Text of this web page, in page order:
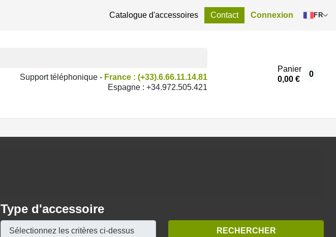
Catalogue d'accessoires Contact Connexion FR
Support téléphonique - France : (+33).6.66.11.14.81
Espagne : +34.972.505.421
Panier
0,00 €
0
Type d'accessoire